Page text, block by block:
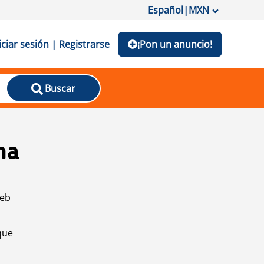
Español|MXN
sesión | Registrarse ¡Pon un anuncio!
Buscar